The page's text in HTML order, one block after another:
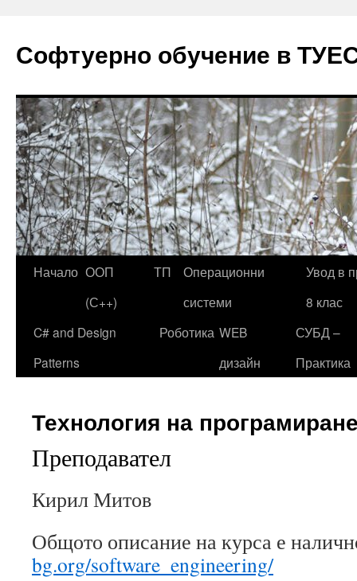
Софтуерно обучение в
Към
съдържанието
Начало ООП
(С++)
ТП
Операционни
системи
Увод в
8 клас
C# and Design
Patterns
Роботика WEB
дизайн
СУБД –
Практика
Технология на
Преподавател
Кирил Митов
Общото описание на курса е
bg.org/software_engineering/